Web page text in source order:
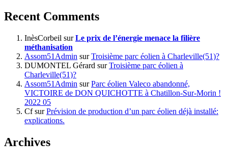
Recent Comments
InèsCorbeil surLe prix de l’énergie menace la filière
méthanisation
Assom51Admin surTroisième parc éolien à Charleville(51)?
DUMONTEL Gérard surTroisième parc éolien à
Charleville(51)?
Assom51Admin surParc éolien Valeco abandonné,
VICTOIRE de DON QUICHOTTE à Chatillon-Sur-Morin !
2022 05
CfsurPrévision de production d’un parc éolien déjà installé:
explications.
Archives